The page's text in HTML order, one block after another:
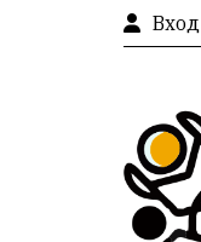
Вход